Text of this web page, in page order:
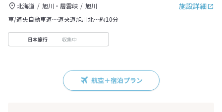
施設詳細
北海道 旭川・層雲峡
旭川
車/道央自動車道～道央道旭川北～約10分
日本旅行 収集中
航空＋宿泊プラン